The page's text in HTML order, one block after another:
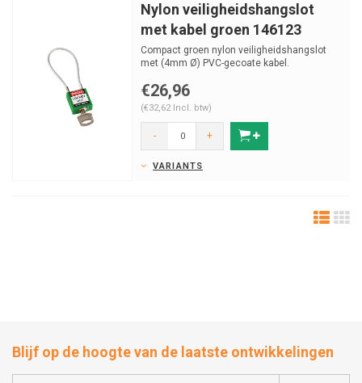
Nylon veiligheidshangslot
met kabel groen 146123
Compact groen nylon veiligheidshangslot
met (4mm Ø) PVC-gecoate kabel.
€26,96
(€32,62 Incl. btw)
- +
VARIANTS
Blijf op de hoogte van de laatste ontwikkelingen